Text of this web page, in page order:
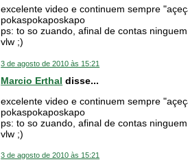
excelente video e continuem sempre
pokaspokaposkapo
ps: to so zuando, afinal de contas
vlw ;)
3 de agosto de 2010 às 15:21
Marcio Erthal disse...
excelente video e continuem sempre
pokaspokaposkapo
ps: to so zuando, afinal de contas
vlw ;)
3 de agosto de 2010 às 15:21